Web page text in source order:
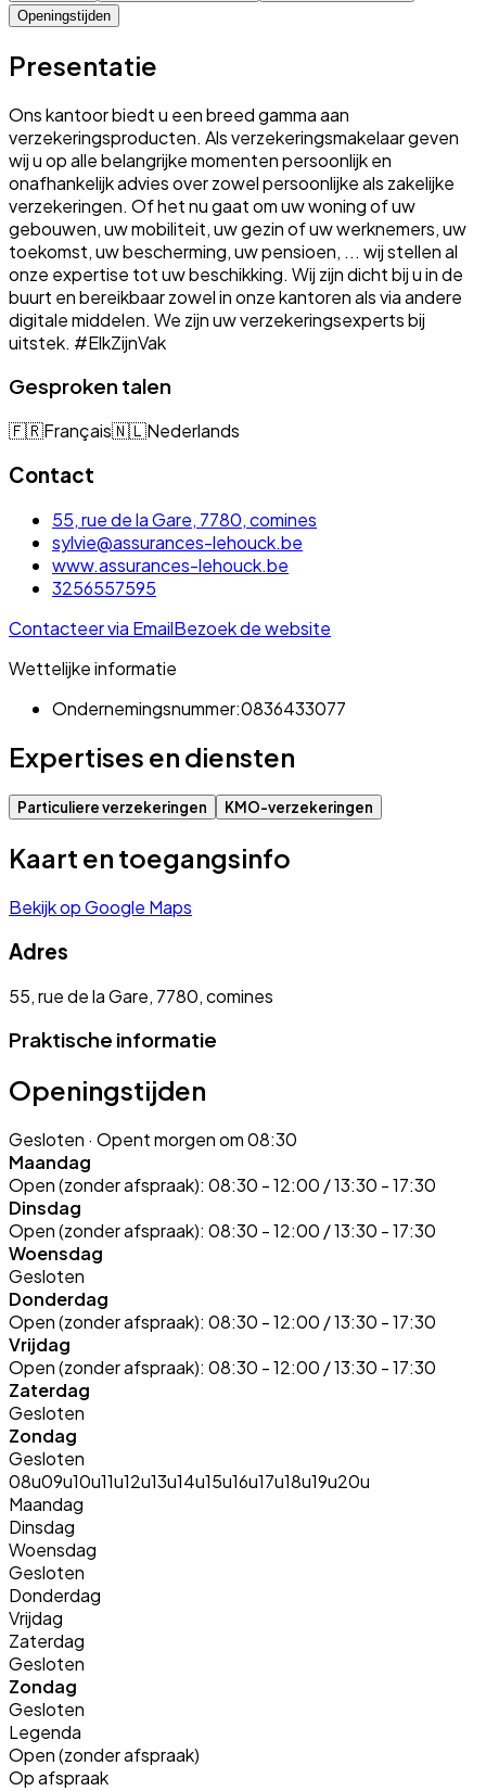
Openingstijden
Presentatie
Ons kantoor biedt u een breed gamma aan
verzekeringsproducten. Als verzekeringsmakelaar geven
wij u op alle belangrijke momenten persoonlijk en
onafhankelijk advies over zowel persoonlijke als zakelijke
verzekeringen. Of het nu gaat om uw woning of uw
gebouwen, uw mobiliteit, uw gezin of uw werknemers, uw
toekomst, uw bescherming, uw pensioen, ... wij stellen al
onze expertise tot uw beschikking. Wij zijn dicht bij u in de
buurt en bereikbaar zowel in onze kantoren als via andere
digitale middelen. We zijn uw verzekeringsexperts bij
uitstek. #ElkZijnVak
Gesproken talen
🇫🇷Français🇳🇱Nederlands
Contact
55, rue de la Gare, 7780, comines
sylvie@assurances-lehouck.be
www.assurances-lehouck.be
3256557595
Contacteer via EmailBezoek de website
Wettelijke informatie
Ondernemingsnummer:0836433077
Expertises en diensten
Particuliere verzekeringen KMO-verzekeringen
Kaart en toegangsinfo
Bekijk op Google Maps
Adres
55, rue de la Gare, 7780, comines
Praktische informatie
Openingstijden
Gesloten · Opent morgen om 08:30
Maandag
Open (zonder afspraak): 08:30 - 12:00 / 13:30 - 17:30
Dinsdag
Open (zonder afspraak): 08:30 - 12:00 / 13:30 - 17:30
Woensdag
Gesloten
Donderdag
Open (zonder afspraak): 08:30 - 12:00 / 13:30 - 17:30
Vrijdag
Open (zonder afspraak): 08:30 - 12:00 / 13:30 - 17:30
Zaterdag
Gesloten
Zondag
Gesloten
08u09u10u11u12u13u14u15u16u17u18u19u20u
Maandag
Dinsdag
Woensdag
Gesloten
Donderdag
Vrijdag
Zaterdag
Gesloten
Zondag
Gesloten
Legenda
Open (zonder afspraak)
Op afspraak